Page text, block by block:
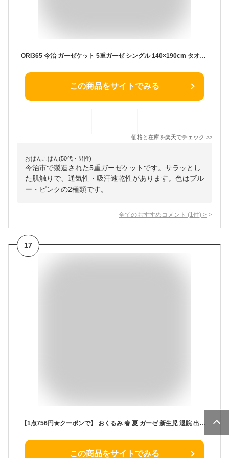
ORI365 今治 ガーゼケット 5重ガーゼ シングル 140×190cm タオルケット ガーゼ ボリューム 肌にやさしい 肌掛け 柔らかい 軽い ベビー 綿100% 日本製 ブランケット 軽量 洗える 赤ちゃん 子供 冬 さらさら 速乾 部屋干し ふわふわ
この商品をサイトでみる
価格と在庫を楽天でチェック >>
おぱんこぱん(50代・男性)
今治市で製造された5重ガーゼケットです。サラッとし
た肌触りで、通気性・吸汗速乾性があります。色はブル
ー・ピンクの2種類です。
全てのおすすめコメント (1 件) >
17
【1点756円★クーポンで】 おくるみ 春 夏 ガーゼ 新生児 退院 出産準備 おくるみガーゼ 綿100％ ガーゼケット ベビー 赤ちゃん 2重ガーゼ 沐浴 掛け布団 おしゃれ かわいい ブランケット 女の子 男の子 大判 速乾 バスタオル 授乳ケープ モロー反射 出産祝い 秋 冬
この商品をサイトでみる